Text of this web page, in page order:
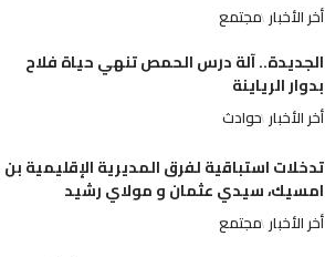
أخر الأخبار مجتمع
الجديدة.. آلة درس الحمص تنهي حياة فلاح
بدوار الرياينة
أخر الأخبار حوادث
تدخلات استباقية لفرق المديرية الإقليمية بن
امسيك، سيدي عثمان و مولاي رشيد
أخر الأخبار مجتمع